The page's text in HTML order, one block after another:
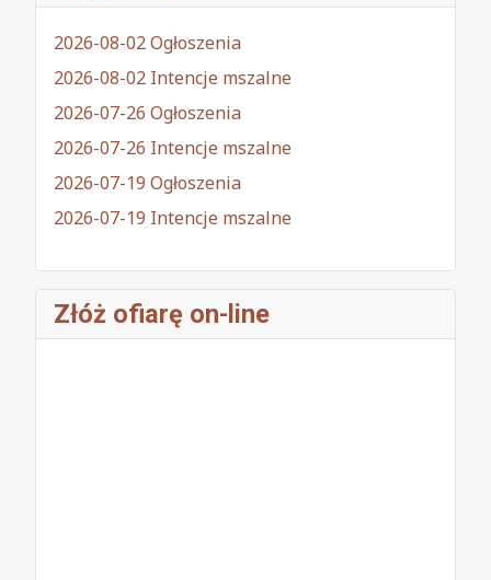
2026-08-02 Ogłoszenia
2026-08-02 Intencje mszalne
2026-07-26 Ogłoszenia
2026-07-26 Intencje mszalne
2026-07-19 Ogłoszenia
2026-07-19 Intencje mszalne
Złóż ofiarę on-line